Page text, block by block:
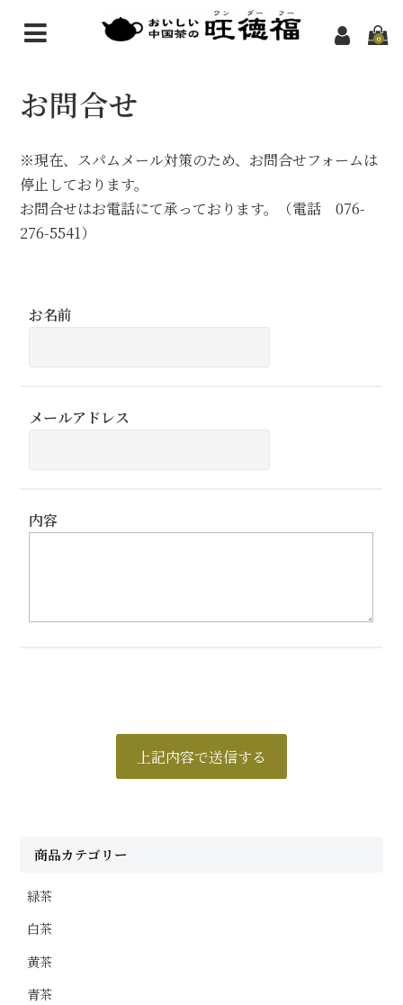
0
中国茶の基礎知識
おいしい中国茶
お茶の効能
店舗紹介
メディア掲載
お問合せ
お問合せ
※現在、スパムメール対策のため、お問合せフォームは
停止しております。
お問合せはお電話にて承っております。（電話 076-
276-5541）
お名前
メールアドレス
内容
商品カテゴリー
緑茶
白茶
黄茶
青茶